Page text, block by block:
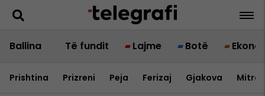
Ballina Të fundit Lajme Botë
Prishtina Prizreni Peja Ferizaj Gjakova